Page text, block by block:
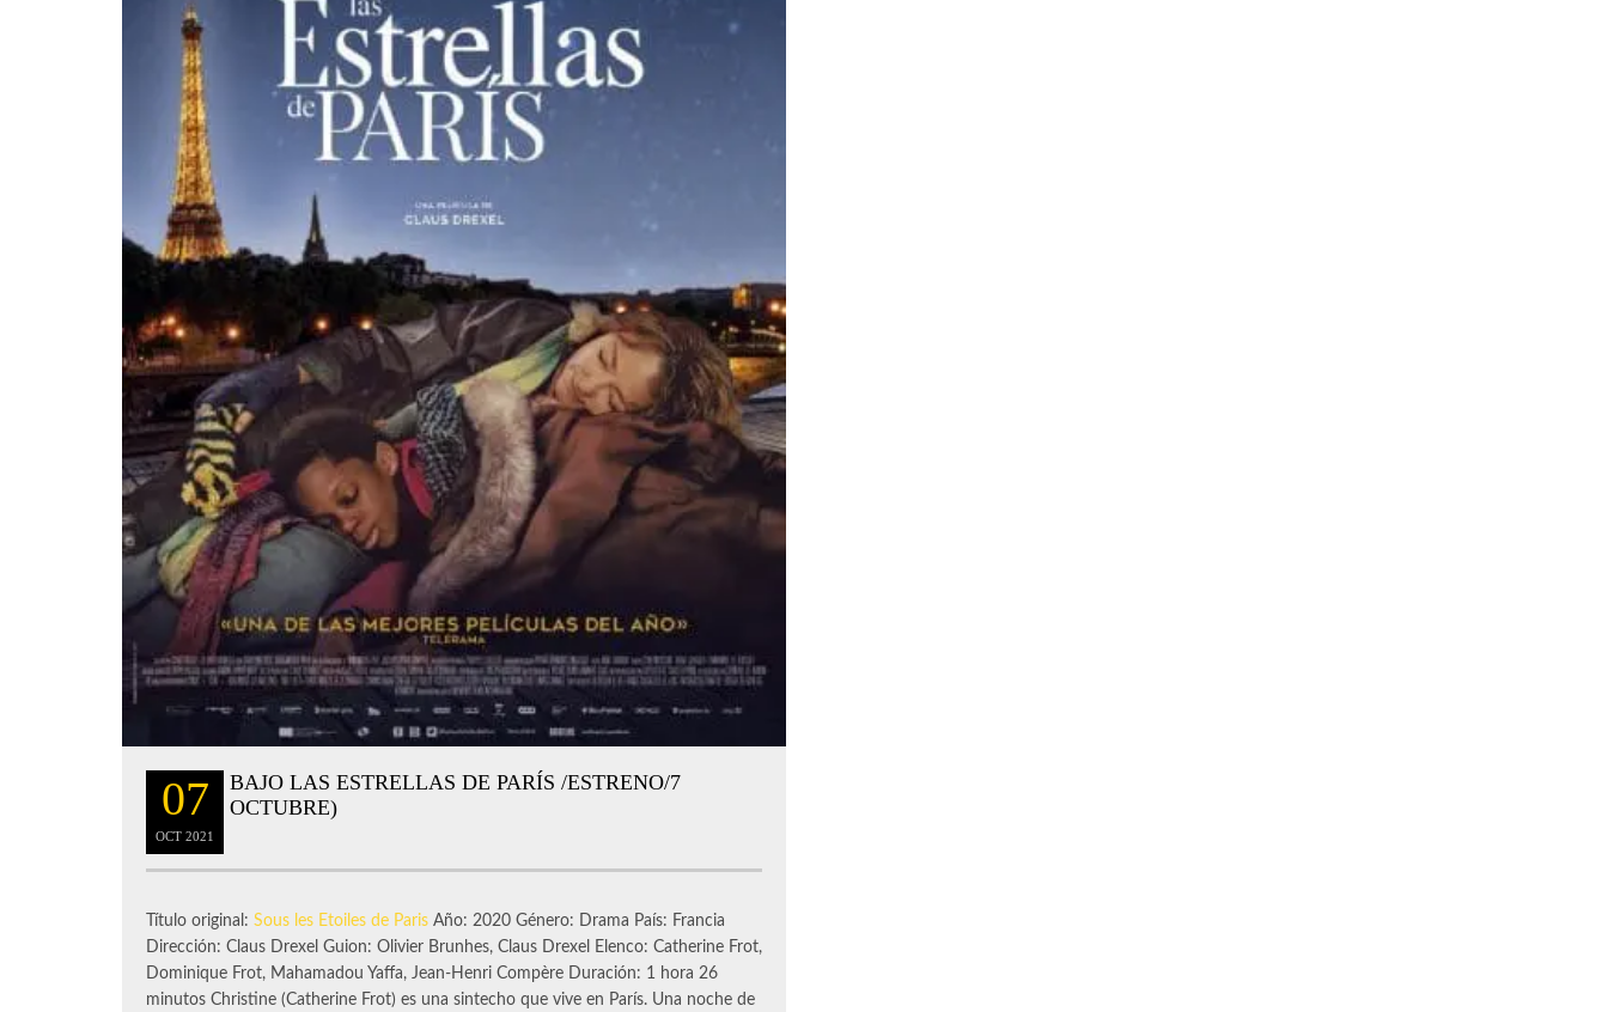
07
OCT 2021
BAJO LAS ESTRELLAS DE PARÍS /ESTRENO/7
OCTUBRE)
Título original: Sous les Etoiles de Paris Año: 2020 Género: Drama País: Francia
Dirección: Claus Drexel Guion: Olivier Brunhes, Claus Drexel Elenco: Catherine Frot,
Dominique Frot, Mahamadou Yaffa, Jean-Henri Compère Duración: 1 hora 26
minutos Christine (Catherine Frot) es una sintecho que vive en París. Una noche de